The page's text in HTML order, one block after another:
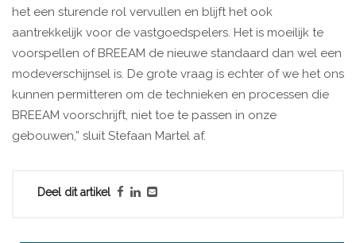
het een sturende rol vervullen en blijft het ook
aantrekkelijk voor de vastgoedspelers. Het is moeilijk te
voorspellen of BREEAM de nieuwe standaard dan wel een
modeverschijnsel is. De grote vraag is echter of we het ons
kunnen permitteren om de technieken en processen die
BREEAM voorschrijft, niet toe te passen in onze
gebouwen,” sluit Stefaan Martel af.
Deel dit artikel